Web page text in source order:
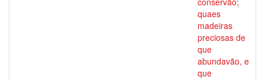
quaes
madeiras
preciosas de
que
abundavão, e
que